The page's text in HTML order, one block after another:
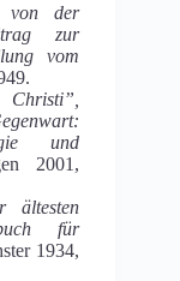
von der
zur
vom
Christi”,
und
2001,
ältesten
für
1934,